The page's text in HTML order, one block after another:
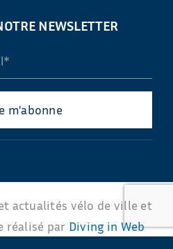
NEWSLETTER
m'abonne
actualités vélo de ville et
réalisé par Diving in Web